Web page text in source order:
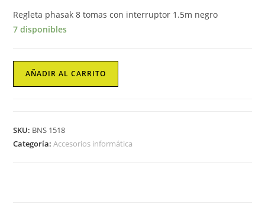
Regleta phasak 8 tomas con interruptor 1.5m negro
7 disponibles
Portatiles
AÑADIR AL CARRITO
SKU: BNS 1518
Categoría:Accesorios informática